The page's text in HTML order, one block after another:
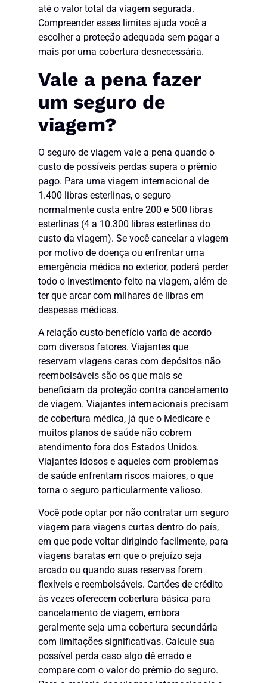
até o valor total da viagem segurada.
Compreender esses limites ajuda você a
escolher a proteção adequada sem pagar a
mais por uma cobertura desnecessária.
Vale a pena fazer
um seguro de
viagem?
O seguro de viagem vale a pena quando o
custo de possíveis perdas supera o prêmio
pago. Para uma viagem internacional de
1.400 libras esterlinas, o seguro
normalmente custa entre 200 e 500 libras
esterlinas (4 a 10.300 libras esterlinas do
custo da viagem). Se você cancelar a viagem
por motivo de doença ou enfrentar uma
emergência médica no exterior, poderá perder
todo o investimento feito na viagem, além de
ter que arcar com milhares de libras em
despesas médicas.
A relação custo-benefício varia de acordo
com diversos fatores. Viajantes que
reservam viagens caras com depósitos não
reembolsáveis são os que mais se
beneficiam da proteção contra cancelamento
de viagem. Viajantes internacionais precisam
de cobertura médica, já que o Medicare e
muitos planos de saúde não cobrem
atendimento fora dos Estados Unidos.
Viajantes idosos e aqueles com problemas
de saúde enfrentam riscos maiores, o que
torna o seguro particularmente valioso.
Você pode optar por não contratar um seguro
viagem para viagens curtas dentro do país,
em que pode voltar dirigindo facilmente, para
viagens baratas em que o prejuízo seja
arcado ou quando suas reservas forem
flexíveis e reembolsáveis. Cartões de crédito
às vezes oferecem cobertura básica para
cancelamento de viagem, embora
geralmente seja uma cobertura secundária
com limitações significativas. Calcule sua
possível perda caso algo dê errado e
compare com o valor do prêmio do seguro.